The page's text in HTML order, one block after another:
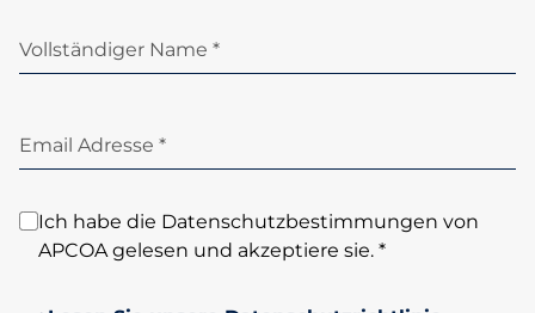
Vollständiger Name *
Email Adresse *
Ich habe die Datenschutzbestimmungen von
APCOA gelesen und akzeptiere sie. *